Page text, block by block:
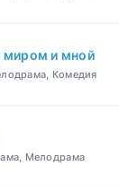
и мной
Комедия
Мелодрама